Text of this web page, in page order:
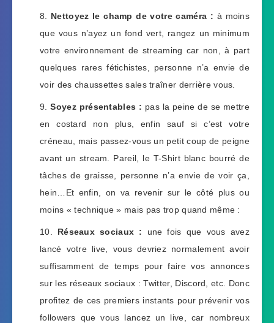
Nettoyez le champ de votre caméra : à moins
que vous n’ayez un fond vert, rangez un minimum
votre environnement de streaming car non, à part
quelques rares fétichistes, personne n’a envie de
voir des chaussettes sales traîner derrière vous.
Soyez présentables : pas la peine de se mettre
en costard non plus, enfin sauf si c’est votre
créneau, mais passez-vous un petit coup de peigne
avant un stream. Pareil, le T-Shirt blanc bourré de
tâches de graisse, personne n’a envie de voir ça,
hein…Et enfin, on va revenir sur le côté plus ou
moins « technique » mais pas trop quand même :
Réseaux sociaux : une fois que vous avez
lancé votre live, vous devriez normalement avoir
suffisamment de temps pour faire vos annonces
sur les réseaux sociaux : Twitter, Discord, etc. Donc
profitez de ces premiers instants pour prévenir vos
followers que vous lancez un live, car nombreux